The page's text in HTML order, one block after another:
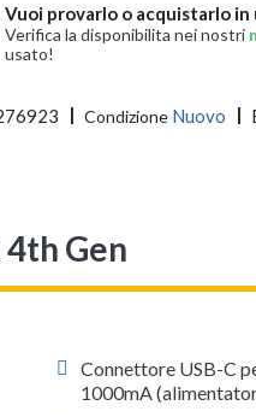
Vuoi provarlo o acquistarlo in
Verifica la disponibilita nei nostri
usato!
Condizione Nuovo
Gen
Connettore USB-C
1000mA